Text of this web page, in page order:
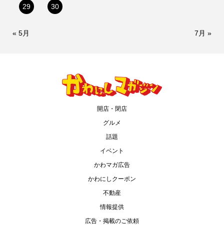
29 30
« 5月 7月 »
開店・閉店
グルメ
話題
イベント
かわマガ広告
かわにしクーポン
不動産
情報提供
広告・掲載のご依頼